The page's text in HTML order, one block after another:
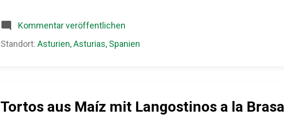
Schokopudding . Schicht für Schicht gestapelt, gekühlt, fertig. Klingt
aber nach Erinnerung, nach Geborgenheit, nach einem Löffel, der
bevor die Torte fertig ist. Woher die Tarta de la Abuela kommt
Kommentar veröffentlichen
Standort: Asturien, Asturias, Spanien
Tortos aus Maíz mit Langostinos a la